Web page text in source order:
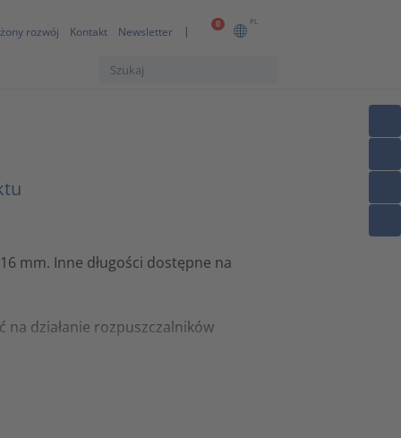
0 PL
rozwój Kontakt Newsletter
mm. Inne długości dostępne na
działanie rozpuszczalników